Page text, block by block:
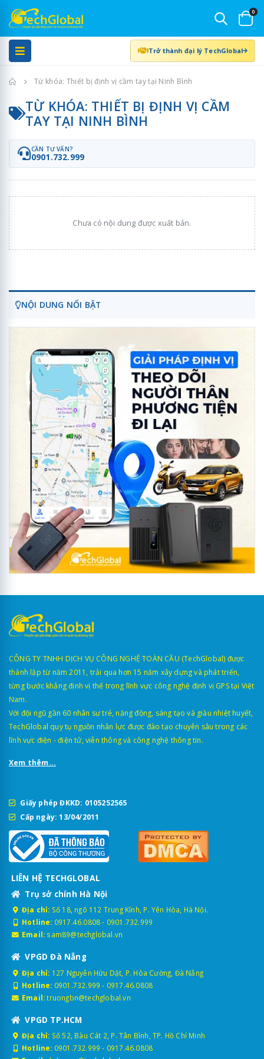
0
Trở thành đại lý TechGlobal
Trang chủTừ khóa: Thiết bị định vị cầm tay tại Ninh Bình
TỪ KHÓA: THIẾT BỊ ĐỊNH VỊ CẦM
TAY TẠI NINH BÌNH
CẦN TƯ VẤN?
0901.732.999
Chưa có nội dung được xuất bản.
NỘI DUNG NỔI BẬT
CÔNG TY TNHH DỊCH VỤ CÔNG NGHỆ TOÀN CẦU (TechGlobal) được
thành lập từ năm 2011, trải qua hơn 15 năm xây dựng và phát triển,
từng bước khẳng định vị thế trong lĩnh vực công nghệ định vị GPS tại Việt
Nam.
Với đội ngũ gần 60 nhân sự trẻ, năng động, sáng tạo và giàu nhiệt huyết,
TechGlobal quy tụ nguồn nhân lực được đào tạo chuyên sâu trong các
lĩnh vực điện - điện tử, viễn thông và công nghệ thông tin.
Xem thêm...
Giấy phép ĐKKD: 0105252565
Cấp ngày: 13/04/2011
LIÊN HỆ TECHGLOBAL
Trụ sở chính Hà Nội
Địa chỉ: Số 18, ngõ 112 Trung Kính, P. Yên Hòa, Hà Nội.
Hotline: 0917.46.0808- 0901.732.999
Email: sam89@techglobal.vn
VPGD Đà Nẵng
Địa chỉ: 127 Nguyễn Hữu Dật, P. Hòa Cường, Đà Nẵng
Hotline: 0901.732.999 - 0917.46.0808
Email: truongbn@techglobal.vn
VPGD TP.HCM
Địa chỉ: Số 52, Bàu Cát 2, P. Tân Bình, TP. Hồ Chí Minh
Hotline: 0901.732.999 - 0917.46.0808